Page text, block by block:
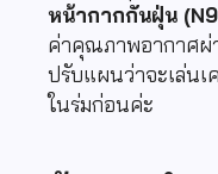
หน้ากากกันฝุ่น
ค่าคุณภาพอากาศผ่
ปรับแผนว่าจะเล่นเ
ในร่มก่อนค่ะ